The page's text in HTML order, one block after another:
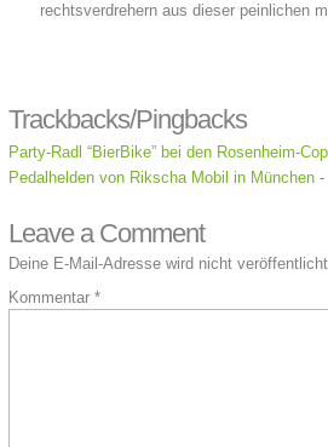
rechtsverdrehern aus dieser peinlichen
Trackbacks/Pingbacks
Party-Radl “BierBike” bei den Rosenheim-
Pedalhelden von Rikscha Mobil in München -
Leave a Comment
Deine E-Mail-Adresse wird nicht
Kommentar *